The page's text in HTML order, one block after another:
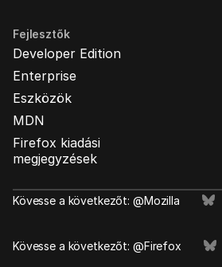
Fejlesztők
Developer Edition
Enterprise
Eszközök
MDN
Firefox kiadási
megjegyzések
Kövesse a következőt: @Mozilla
Kövesse a következőt: @Firefox